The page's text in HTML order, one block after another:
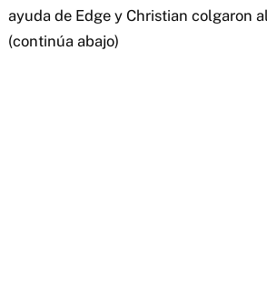
ayuda de Edge y Christian colgaron
(continúa abajo)